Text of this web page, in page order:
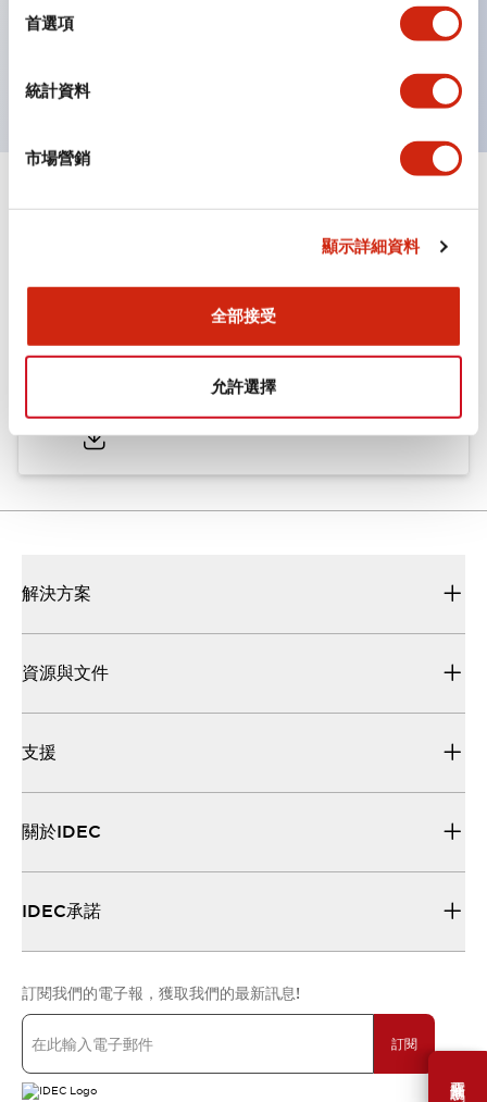
首選項
統計資料
市場營銷
顯示詳細資料
全部接受
允許選擇
需要幫助嗎？
手柄可從6種中選擇
文件和檔案
型錄和宣傳手冊 CAD檔 認證與標準
ø25/30 系列 CS型 凸輪開關
解決方案
資源與文件
支援
關於IDEC
IDEC承諾
訂閱我們的電子報，獲取我們的最新訊息!
訂閱